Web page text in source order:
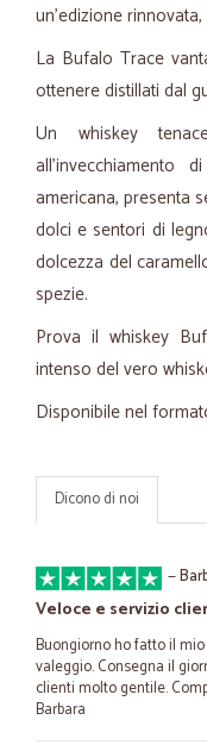
un’edizione
La Bufalo Trace
ottenere distillati dal
Un whiskey
americana, presenta
dolci e sentori di
dolcezza del
spezie.
Prova il whiskey
intenso del vero
Disponibile nel
Dicono di noi
—
Veloce e servizio
Buongiorno ho fatto il
valeggio. Consegna il
clienti molto gentile.
Barbara